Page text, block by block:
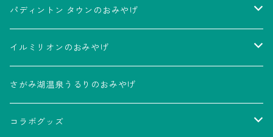
食品
雑貨
パディントン タウンのおみやげ
食品
雑貨
イルミリオンのおみやげ
食品
雑貨
さがみ湖温泉うるりのおみやげ
コラボグッズ